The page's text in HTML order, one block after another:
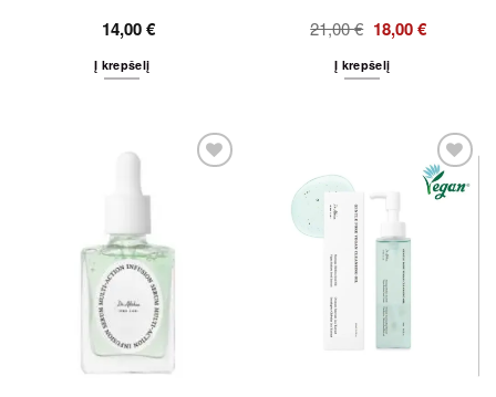
iš 5
14,00€
Į krepšelį
21,00€ 18,00€
Į krepšelį